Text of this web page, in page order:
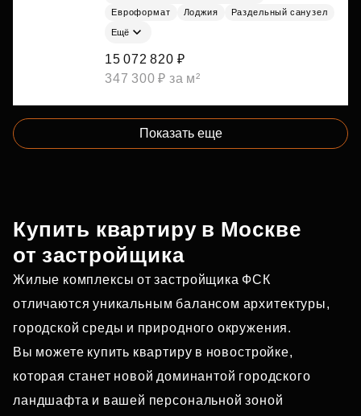
Евроформат Лоджия Раздельный санузел
Ещё
15 072 820 ₽
347 300 ₽ за м²
Показать еще
Купить квартиру в Москве
от застройщика
Жилые комплексы от застройщика ФСК
отличаются уникальным балансом архитектуры,
городской среды и природного окружения.
Вы можете купить квартиру в новостройке,
которая станет новой доминантой городского
ландшафта и вашей персональной зоной